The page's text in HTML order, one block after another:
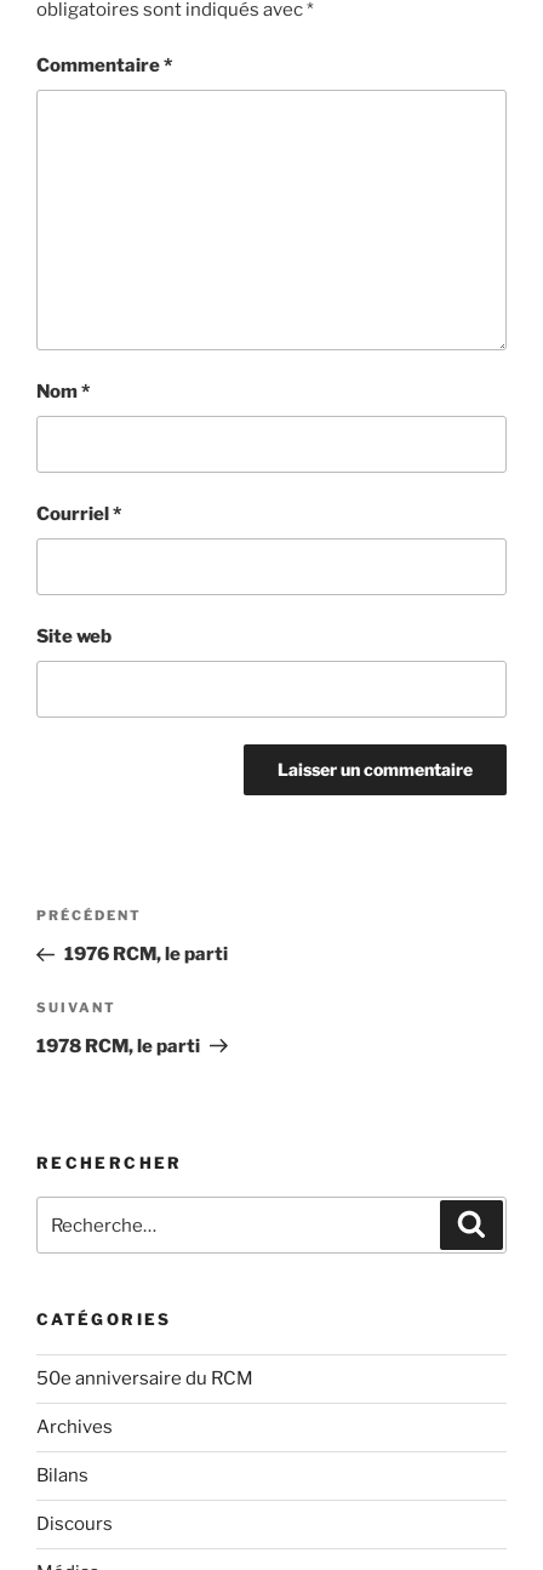
obligatoires sont indiqués avec*
Commentaire*
Nom*
Courriel*
Site web
Navigation
l'article
Article
précédent
PRÉCÉDENT
1976 RCM, le parti
Article
suivant
SUIVANT
1978 RCM, le parti
RECHERCHER
CATÉGORIES
50e anniversaire du RCM
Archives
Bilans
Discours